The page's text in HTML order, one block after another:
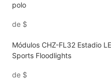
polo
de $
Módulos CHZ-FL32 Estadio
Sports Floodlights
de $